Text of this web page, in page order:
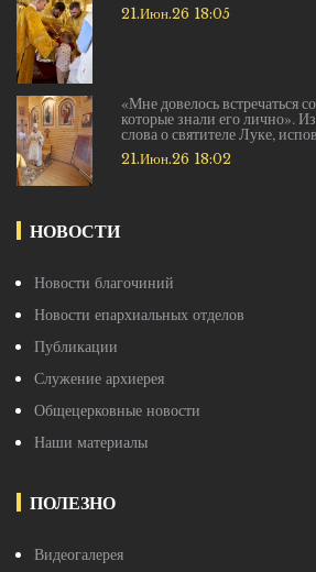
21.Июн.26 18:05
«Мне довелось встречаться
которые знали его лично».
слова о святителе Луке,
21.Июн.26 18:02
НОВОСТИ
Новости благочиний
Новости епархиальных отделов
Публикации
Служение архиерея
Общецерковные новости
Наши материалы
ПОЛЕЗНО
Видеогалерея